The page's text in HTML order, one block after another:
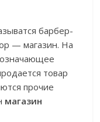
барбер-
— магазин. На
означающее
товар
прочие
магазин